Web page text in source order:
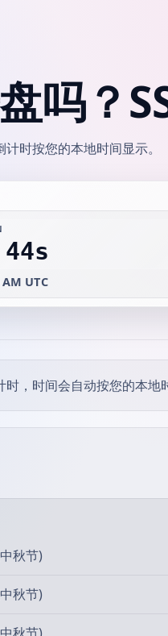
吗？
时按您的本地时间显示。
UTC
，时间会自动按您的本地
秋节)
秋节)